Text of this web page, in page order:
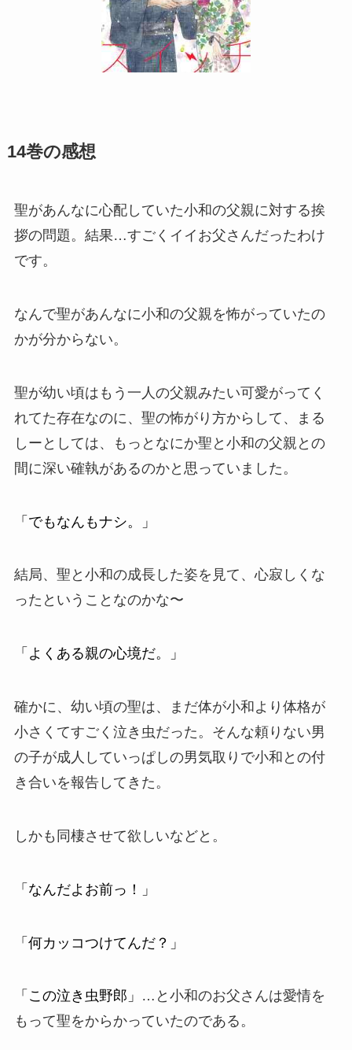
14巻の感想
聖があんなに心配していた小和の父親に対する挨
拶の問題。結果…すごくイイお父さんだったわけ
です。
なんで聖があんなに小和の父親を怖がっていたの
かが分からない。
聖が幼い頃はもう一人の父親みたい可愛がってく
れてた存在なのに、聖の怖がり方からして、まる
しーとしては、もっとなにか聖と小和の父親との
間に深い確執があるのかと思っていました。
「でもなんもナシ。」
結局、聖と小和の成長した姿を見て、心寂しくな
ったということなのかな〜
「よくある親の心境だ。」
確かに、幼い頃の聖は、まだ体が小和より体格が
小さくてすごく泣き虫だった。そんな頼りない男
の子が成人していっぱしの男気取りで小和との付
き合いを報告してきた。
しかも同棲させて欲しいなどと。
「なんだよお前っ！」
「何カッコつけてんだ？」
「この泣き虫野郎」 …と小和のお父さんは愛情を
もって聖をからかっていたのである。